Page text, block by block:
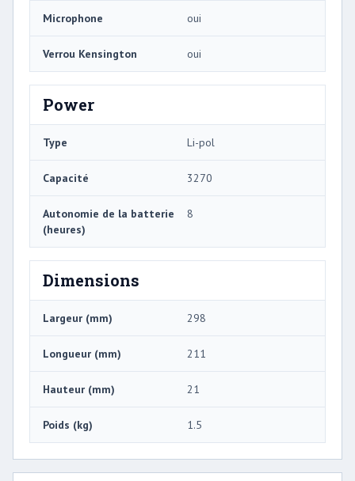
Microphone oui
Verrou Kensington oui
Power
Type Li-pol
Capacité 3270
Autonomie de la batterie
(heures)
8
Dimensions
Largeur (mm) 298
Longueur (mm) 211
Hauteur (mm) 21
Poids (kg) 1.5